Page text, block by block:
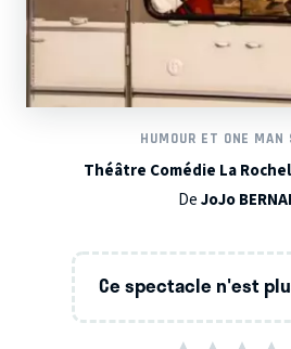
HUMOUR ET ONE MAN
Théâtre Comédie La
DeJoJo
Ce spectacle n'est